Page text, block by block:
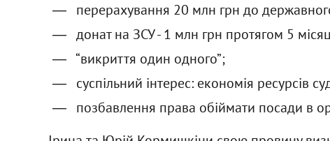
перерахування 20 млн грн до
донат на ЗСУ - 1 млн грн протягом 5
“викриття один одного”;
суспільний інтерес: економія ресурсів
позбавлення права обіймати посади в